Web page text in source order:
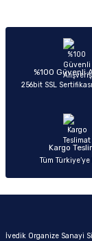
%100 Güvenli
256bit SSL
Kargo
Tüm
İvedik Organize Sanayi